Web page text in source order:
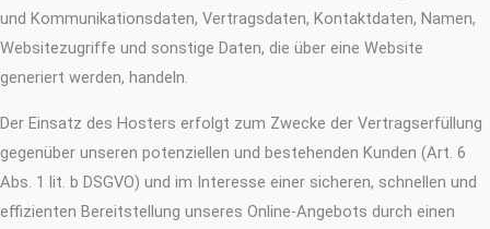
und Kommunikationsdaten, Vertragsdaten, Kontaktdaten, Namen,
Websitezugriffe und sonstige Daten, die über eine Website
generiert werden, handeln.
Der Einsatz des Hosters erfolgt zum Zwecke der Vertragserfüllung
gegenüber unseren potenziellen und bestehenden Kunden (Art. 6
Abs. 1 lit. b DSGVO) und im Interesse einer sicheren, schnellen und
effizienten Bereitstellung unseres Online-Angebots durch einen